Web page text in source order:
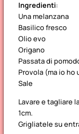
Ingredienti:
Una melanzana
Basilico fresco
Olio evo
Origano
Passata di
Provola (ma io ho
Sale
Lavare e tagliare
1cm.
Grigliatele su